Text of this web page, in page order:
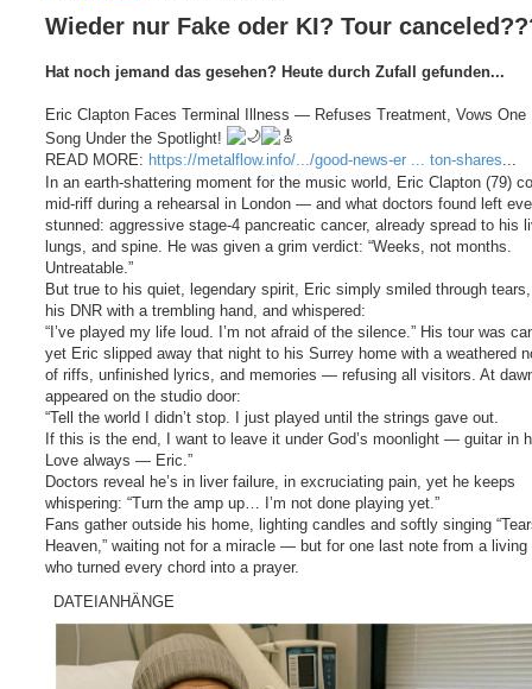
t
g
Wieder nur Fake oder KI? Tour
Hat noch jemand das gesehen? Heute durch Zufall gefunden...
Eric Clapton Faces Terminal Illness — Refuses Treatment, Vows One
Song Under the Spotlight!
READ MORE: https://metalflow.info/.../good-news-er ... ton-shares
In an earth-shattering moment for the music world, Eric Clapton (79)
mid-riff during a rehearsal in London — and what doctors found left
stunned: aggressive stage-4 pancreatic cancer, already spread to his
lungs, and spine. He was given a grim verdict: “Weeks, not months.
Untreatable.”
But true to his quiet, legendary spirit, Eric simply smiled through
his DNR with a trembling hand, and whispered:
“I’ve played my life loud. I’m not afraid of the silence.” His tour was
yet Eric slipped away that night to his Surrey home with a weathered
of riffs, unfinished lyrics, and memories — refusing all visitors. At
appeared on the studio door:
“Tell the world I didn’t stop. I just played until the strings gave out.
If this is the end, I want to leave it under God’s moonlight — guitar in
Love always — Eric.”
Doctors reveal he’s in liver failure, in excruciating pain, yet he keeps
whispering: “Turn the amp up… I’m not done playing yet.”
Fans gather outside his home, lighting candles and softly singing
Heaven,” waiting not for a miracle — but for one last note from a living
who turned every chord into a prayer.
DATEIANHÄNGE